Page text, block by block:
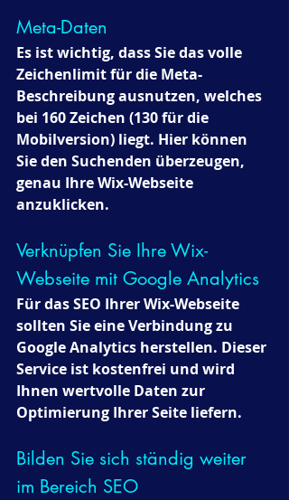
Meta-Daten
Es ist wichtig, dass Sie das volle
Zeichenlimit für die Meta-
Beschreibung ausnutzen, welches
bei 160 Zeichen (130 für die
Mobilversion) liegt. Hier können
Sie den Suchenden überzeugen,
genau Ihre Wix-Webseite
anzuklicken.
Verknüpfen Sie Ihre Wix-
Webseite mit Google Analytics
Für das SEO Ihrer Wix-Webseite
sollten Sie eine Verbindung zu
Google Analytics herstellen. Dieser
Service ist kostenfrei und wird
Ihnen wertvolle Daten zur
Optimierung Ihrer Seite liefern.
Bilden Sie sich ständig weiter
im Bereich SEO